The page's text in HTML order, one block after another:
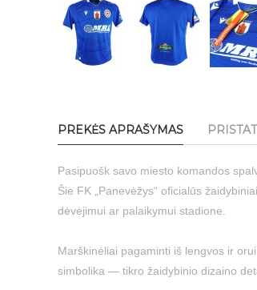
PREKĖS APRAŠYMAS
Pasipuošk savo miesto komandos
Šie FK „Panevėžys“ oficialūs
dėvėjimui ar palaikymui stadione.
Marškinėliai pagaminti iš lengvos ir
simbolika — tikro žaidybinio dizaino